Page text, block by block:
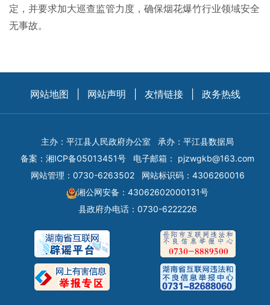
定，并要求加大巡查监管力度，确保烟花爆竹行业领域安全
无事故。
网站地图 网站声明 友情链接 政务热线
主办：平江县人民政府办公室
承办：平江县数据局
备案： 湘ICP备05013451号 电子邮箱： pjzwgkb@163.com
网站管理：0730-6263502
网站标识码：4306260016
湘公网安备：43062602000131号
县政府办电话：0730-6222226